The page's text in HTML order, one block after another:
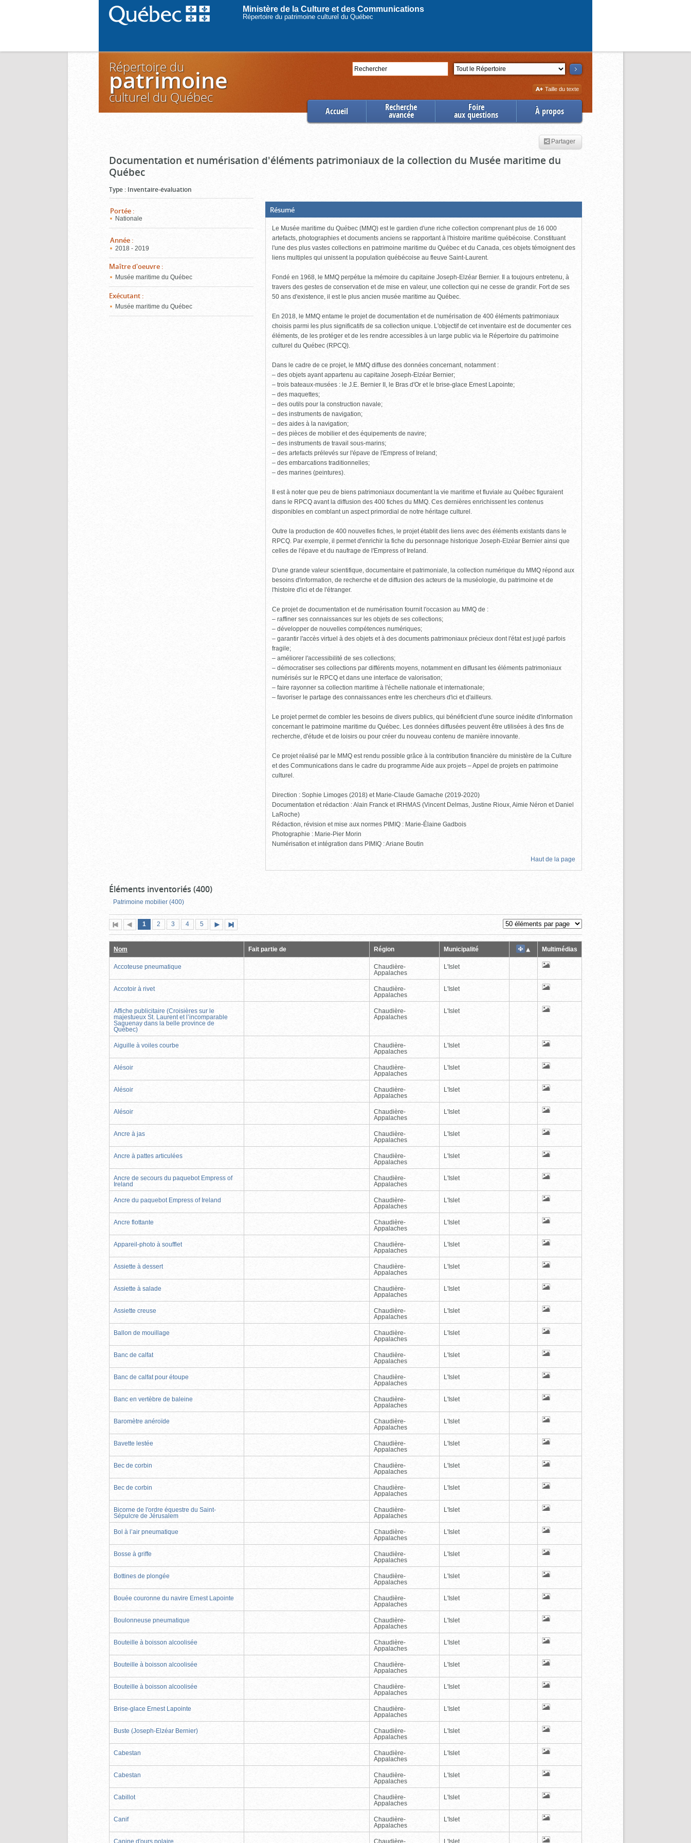
Ministère de la Culture et des Communications
Répertoire du patrimoine culturel du Québec
Rechercher Section
Augmenter
la
Taille du texte
Répertoire du
patrimoine
culturel du Québec
Accueil Recherche
avancée
Foire
aux questions À propos
Partager
Documentation et numérisation d'éléments patrimoniaux de la collection du Musée maritime du
Québec
Type : Inventaire-évaluation
Portée :
Nationale
Année :
2018 - 2019
Maître d'oeuvre :
Musée maritime du Québec
Exécutant :
Musée maritime du Québec
Résumé(Boite
ouverte,
cliquer
pour
fermer)
Le Musée maritime du Québec (MMQ) est le gardien d'une riche collection comprenant plus de 16 000
artefacts, photographies et documents anciens se rapportant à l'histoire maritime québécoise. Constituant
l'une des plus vastes collections en patrimoine maritime du Québec et du Canada, ces objets témoignent des
liens multiples qui unissent la population québécoise au fleuve Saint-Laurent.
Fondé en 1968, le MMQ perpétue la mémoire du capitaine Joseph-Elzéar Bernier. Il a toujours entretenu, à
travers des gestes de conservation et de mise en valeur, une collection qui ne cesse de grandir. Fort de ses
50 ans d'existence, il est le plus ancien musée maritime au Québec.
En 2018, le MMQ entame le projet de documentation et de numérisation de 400 éléments patrimoniaux
choisis parmi les plus significatifs de sa collection unique. L'objectif de cet inventaire est de documenter ces
éléments, de les protéger et de les rendre accessibles à un large public via le Répertoire du patrimoine
culturel du Québec (RPCQ).
Dans le cadre de ce projet, le MMQ diffuse des données concernant, notamment :
– des objets ayant appartenu au capitaine Joseph-Elzéar Bernier;
– trois bateaux-musées : le J.E. Bernier II, le Bras d'Or et le brise-glace Ernest Lapointe;
– des maquettes;
– des outils pour la construction navale;
– des instruments de navigation;
– des aides à la navigation;
– des pièces de mobilier et des équipements de navire;
– des instruments de travail sous-marins;
– des artefacts prélevés sur l'épave de l'Empress of Ireland;
– des embarcations traditionnelles;
– des marines (peintures).
Il est à noter que peu de biens patrimoniaux documentant la vie maritime et fluviale au Québec figuraient
dans le RPCQ avant la diffusion des 400 fiches du MMQ. Ces dernières enrichissent les contenus
disponibles en comblant un aspect primordial de notre héritage culturel.
Outre la production de 400 nouvelles fiches, le projet établit des liens avec des éléments existants dans le
RPCQ. Par exemple, il permet d'enrichir la fiche du personnage historique Joseph-Elzéar Bernier ainsi que
celles de l'épave et du naufrage de l'Empress of Ireland.
D'une grande valeur scientifique, documentaire et patrimoniale, la collection numérique du MMQ répond aux
besoins d'information, de recherche et de diffusion des acteurs de la muséologie, du patrimoine et de
l'histoire d'ici et de l'étranger.
Ce projet de documentation et de numérisation fournit l'occasion au MMQ de :
– raffiner ses connaissances sur les objets de ses collections;
– développer de nouvelles compétences numériques;
– garantir l'accès virtuel à des objets et à des documents patrimoniaux précieux dont l'état est jugé parfois
fragile;
– améliorer l'accessibilité de ses collections;
– démocratiser ses collections par différents moyens, notamment en diffusant les éléments patrimoniaux
numérisés sur le RPCQ et dans une interface de valorisation;
– faire rayonner sa collection maritime à l'échelle nationale et internationale;
– favoriser le partage des connaissances entre les chercheurs d'ici et d'ailleurs.
Le projet permet de combler les besoins de divers publics, qui bénéficient d'une source inédite d'information
concernant le patrimoine maritime du Québec. Les données diffusées peuvent être utilisées à des fins de
recherche, d'étude et de loisirs ou pour créer du nouveau contenu de manière innovante.
Ce projet réalisé par le MMQ est rendu possible grâce à la contribution financière du ministère de la Culture
et des Communications dans le cadre du programme Aide aux projets – Appel de projets en patrimoine
culturel.
Direction : Sophie Limoges (2018) et Marie-Claude Gamache (2019-2020)
Documentation et rédaction : Alain Franck et IRHMAS (Vincent Delmas, Justine Rioux, Aimie Néron et Daniel
LaRoche)
Rédaction, révision et mise aux normes PIMIQ : Marie-Élaine Gadbois
Photographie : Marie-Pier Morin
Numérisation et intégration dans PIMIQ : Ariane Boutin
Haut de la page
Éléments inventoriés (400)
Patrimoine mobilier (400)
Première
page
Page
précédente
Page
1 (page
actuelle)
Page
2 Page
3 Page
4 Page
5
suivante
page
Nom Fait partie de Région Municipalité Multimédias
Accoteuse pneumatique
Chaudière-
Appalaches
L'Islet
Accotoir à rivet
Chaudière-
Appalaches
L'Islet
Affiche publicitaire (Croisières sur le
majestueux St. Laurent et l’incomparable
Saguenay dans la belle province de
Québec)
Chaudière-
Appalaches
L'Islet
Aiguille à voiles courbe
Chaudière-
Appalaches
L'Islet
Alésoir
Chaudière-
Appalaches
L'Islet
Alésoir
Chaudière-
Appalaches
L'Islet
Alésoir
Chaudière-
Appalaches
L'Islet
Ancre à jas
Chaudière-
Appalaches
L'Islet
Ancre à pattes articulées
Chaudière-
Appalaches
L'Islet
Ancre de secours du paquebot Empress of
Ireland
Chaudière-
Appalaches
L'Islet
Ancre du paquebot Empress of Ireland
Chaudière-
Appalaches
L'Islet
Ancre flottante
Chaudière-
Appalaches
L'Islet
Appareil-photo à soufflet
Chaudière-
Appalaches
L'Islet
Assiette à dessert
Chaudière-
Appalaches
L'Islet
Assiette à salade
Chaudière-
Appalaches
L'Islet
Assiette creuse
Chaudière-
Appalaches
L'Islet
Ballon de mouillage
Chaudière-
Appalaches
L'Islet
Banc de calfat
Chaudière-
Appalaches
L'Islet
Banc de calfat pour étoupe
Chaudière-
Appalaches
L'Islet
Banc en vertèbre de baleine
Chaudière-
Appalaches
L'Islet
Baromètre anéroïde
Chaudière-
Appalaches
L'Islet
Bavette lestée
Chaudière-
Appalaches
L'Islet
Bec de corbin
Chaudière-
Appalaches
L'Islet
Bec de corbin
Chaudière-
Appalaches
L'Islet
Bicorne de l'ordre équestre du Saint-
Sépulcre de Jérusalem
Chaudière-
Appalaches
L'Islet
Bol à l’air pneumatique
Chaudière-
Appalaches
L'Islet
Bosse à griffe
Chaudière-
Appalaches
L'Islet
Bottines de plongée
Chaudière-
Appalaches
L'Islet
Bouée couronne du navire Ernest Lapointe
Chaudière-
Appalaches
L'Islet
Boulonneuse pneumatique
Chaudière-
Appalaches
L'Islet
Bouteille à boisson alcoolisée
Chaudière-
Appalaches
L'Islet
Bouteille à boisson alcoolisée
Chaudière-
Appalaches
L'Islet
Bouteille à boisson alcoolisée
Chaudière-
Appalaches
L'Islet
Brise-glace Ernest Lapointe
Chaudière-
Appalaches
L'Islet
Buste (Joseph-Elzéar Bernier)
Chaudière-
Appalaches
L'Islet
Cabestan
Chaudière-
Appalaches
L'Islet
Cabestan
Chaudière-
Appalaches
L'Islet
Cabillot
Chaudière-
Appalaches
L'Islet
Canif
Chaudière-
Appalaches
L'Islet
Canine d'ours polaire Chaudière- L'Islet